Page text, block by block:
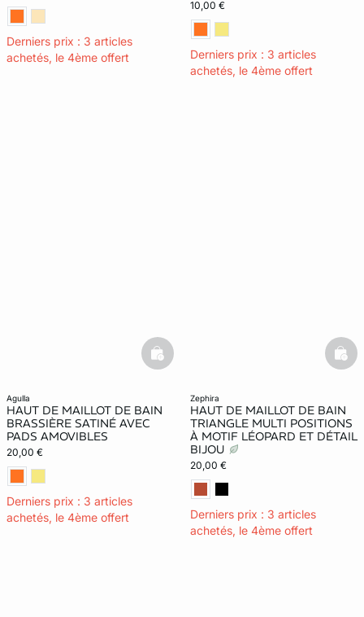
Derniers prix : 3 articles
achetés, le 4ème offert
10,00 €
Derniers prix : 3 articles
achetés, le 4ème offert
agulla
HAUT DE MAILLOT DE BAIN
BRASSIÈRE SATINÉ AVEC
PADS AMOVIBLES
20,00 €
Derniers prix : 3 articles
achetés, le 4ème offert
basketfull
zephira
HAUT DE MAILLOT DE BAIN
TRIANGLE MULTI POSITIONS
À MOTIF LÉOPARD ET DÉTAIL
BIJOU
20,00 €
Derniers prix : 3 articles
achetés, le 4ème offert